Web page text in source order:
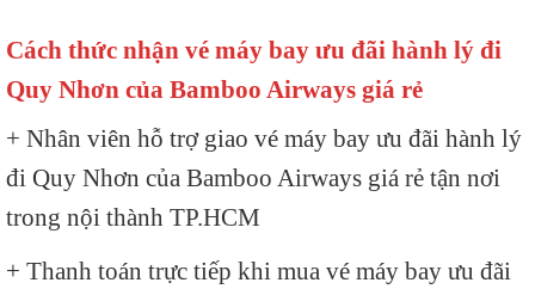
Cách thức nhận vé máy bay ưu đãi hành lý đi
Quy Nhơn của Bamboo Airways giá rẻ
+ Nhân viên hỗ trợ giao vé máy bay ưu đãi hành lý
đi Quy Nhơn của Bamboo Airways giá rẻ tận nơi
trong nội thành TP.HCM
+ Thanh toán trực tiếp khi mua vé máy bay ưu đãi